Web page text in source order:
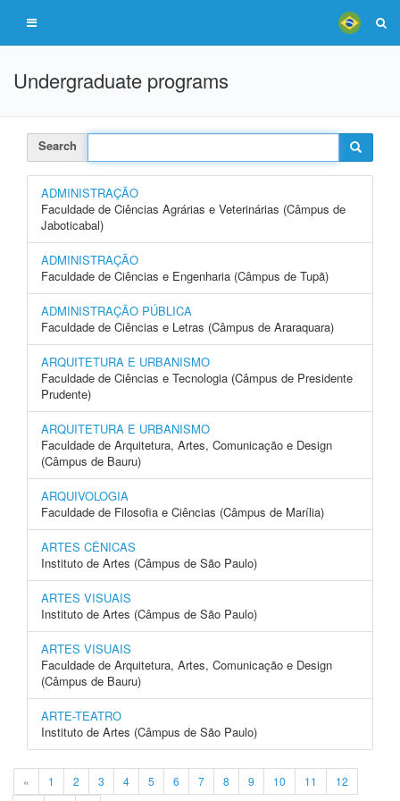
Undergraduate programs
Search
ADMINISTRAÇÃO
Faculdade de Ciências Agrárias e Veterinárias (Câmpus de
Jaboticabal)
ADMINISTRAÇÃO
Faculdade de Ciências e Engenharia (Câmpus de Tupã)
ADMINISTRAÇÃO PÚBLICA
Faculdade de Ciências e Letras (Câmpus de Araraquara)
ARQUITETURA E URBANISMO
Faculdade de Ciências e Tecnologia (Câmpus de Presidente
Prudente)
ARQUITETURA E URBANISMO
Faculdade de Arquitetura, Artes, Comunicação e Design
(Câmpus de Bauru)
ARQUIVOLOGIA
Faculdade de Filosofia e Ciências (Câmpus de Marília)
ARTES CÊNICAS
Instituto de Artes (Câmpus de São Paulo)
ARTES VISUAIS
Instituto de Artes (Câmpus de São Paulo)
ARTES VISUAIS
Faculdade de Arquitetura, Artes, Comunicação e Design
(Câmpus de Bauru)
ARTE-TEATRO
Instituto de Artes (Câmpus de São Paulo)
« 1 2 3 4 5 6 7 8 9 10 11
12